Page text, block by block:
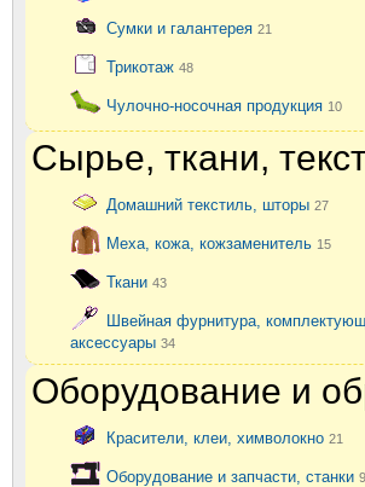
Сумки и галантерея 21
Трикотаж 48
Чулочно-носочная продукция 10
Сырье, ткани,
Домашний текстиль, шторы 27
Меха, кожа, кожзаменитель 15
Ткани 43
Швейная фурнитура,
аксессуары 34
Оборудование и
Красители, клеи, химволокно 21
Оборудование и запчасти, станки